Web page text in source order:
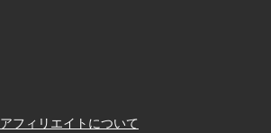
アフィリエイトについて